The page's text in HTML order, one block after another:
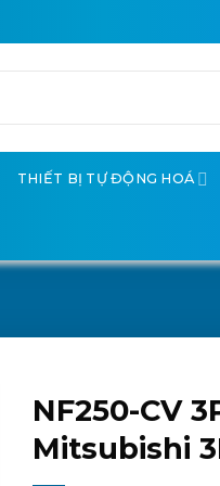
THIẾT BỊ TỰ ĐỘNG HOÁ
NF250-CV
Mitsubishi